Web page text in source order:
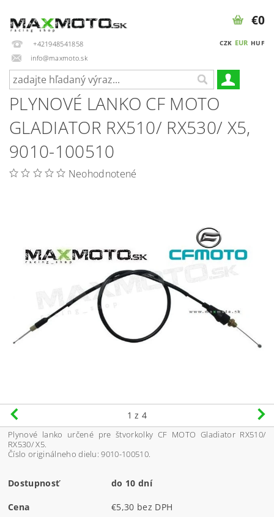
+421948541858
info@maxmoto.sk
CZK EUR HUF
€0
PLYNOVÉ LANKO CF MOTO
GLADIATOR RX510/ RX530/ X5,
9010-100510
Neohodnotené
1 z 4
Plynové lanko určené pre štvorkolky CF MOTO Gladiator RX510/
RX530/ X5.
Číslo originálneho dielu: 9010-100510.
Dostupnosť do 10 dní
Cena €5,30 bez DPH